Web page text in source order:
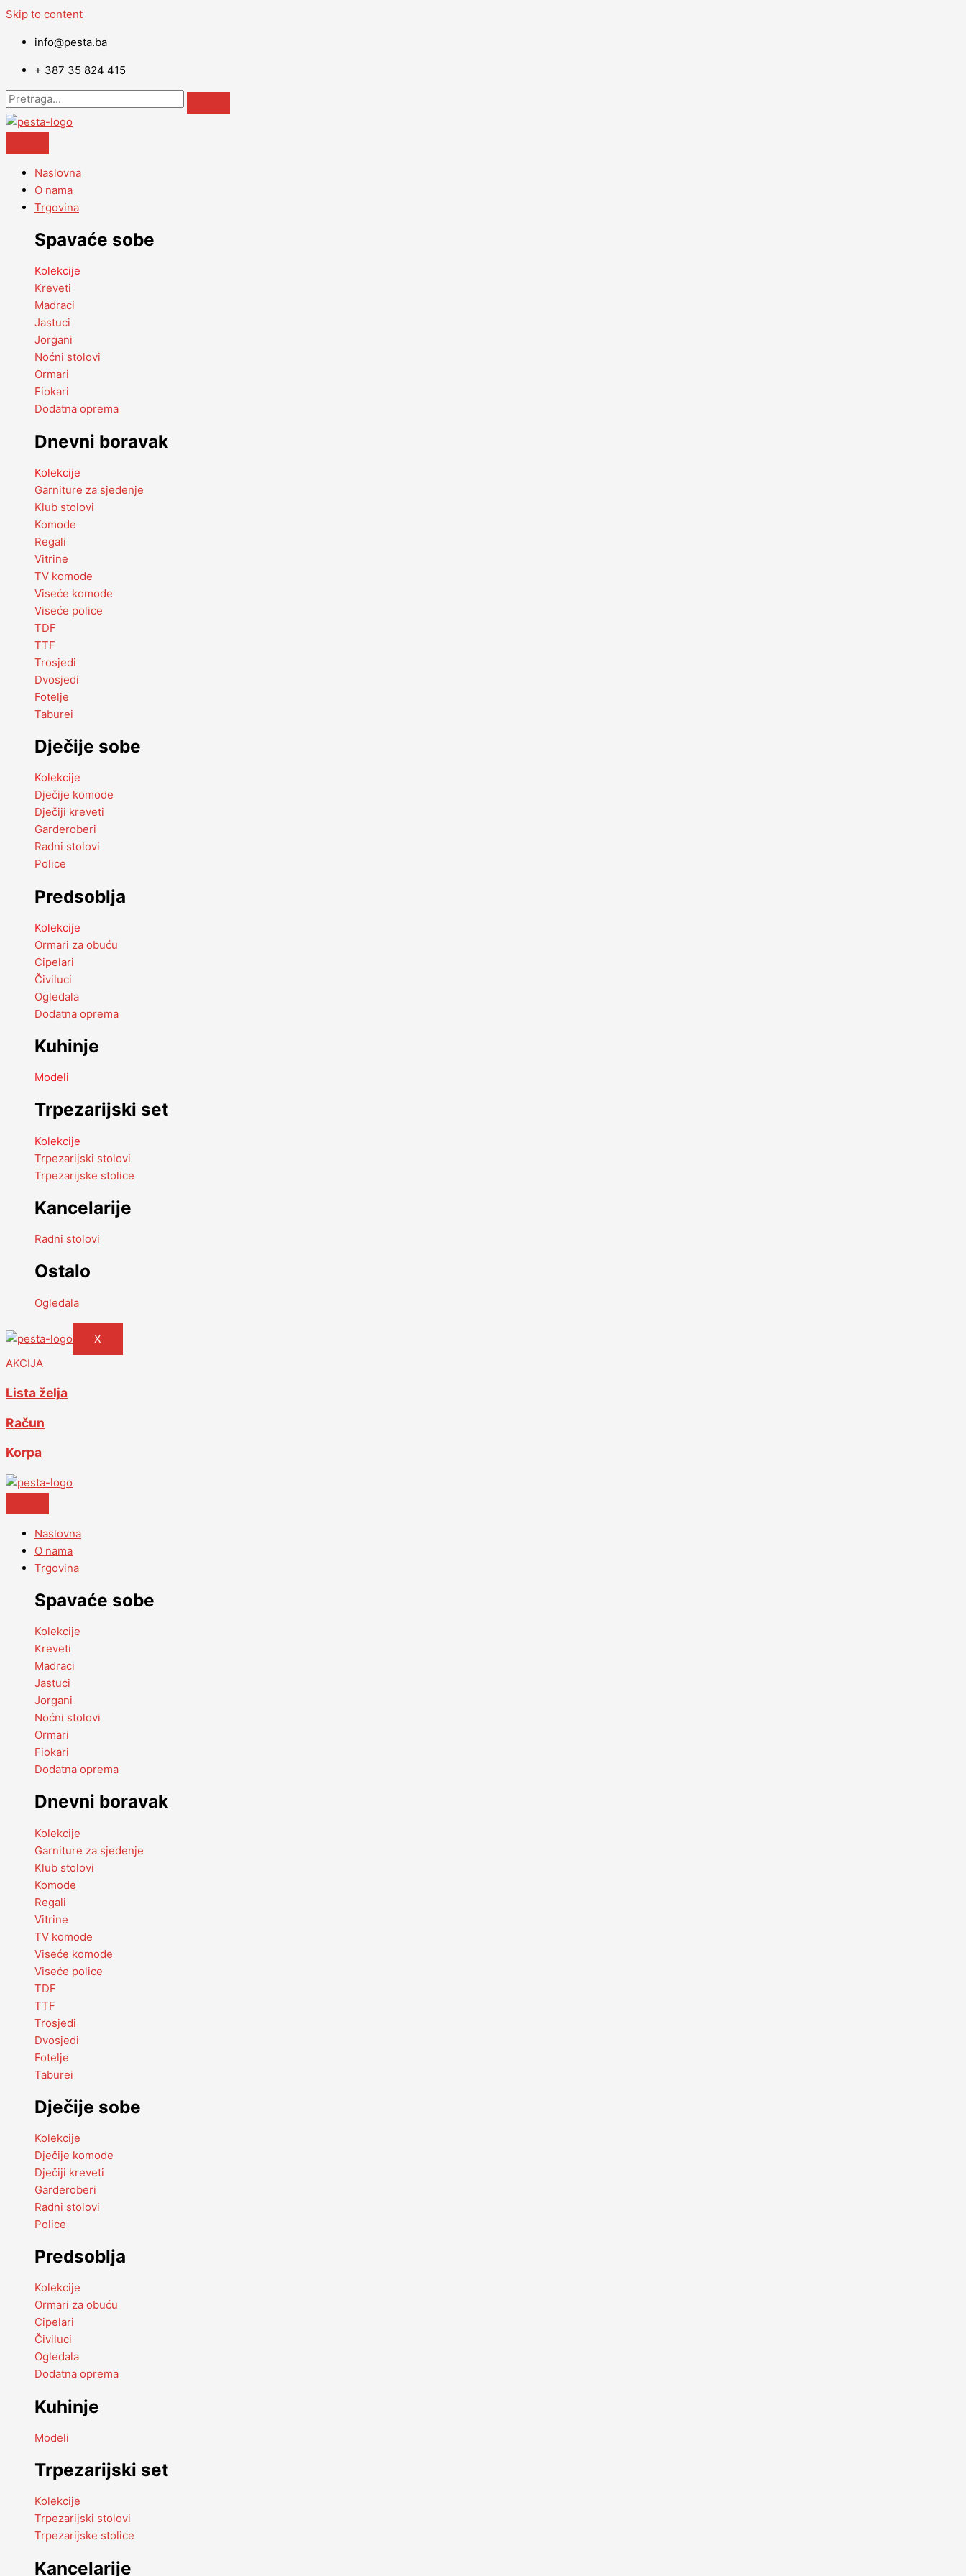
Skip to content
info@pesta.ba
+ 387 35 824 415
Naslovna
O nama
Trgovina
Spavaće sobe
Kolekcije
Kreveti
Madraci
Jastuci
Jorgani
Noćni stolovi
Ormari
Fiokari
Dodatna oprema
Dnevni boravak
Kolekcije
Garniture za sjedenje
Klub stolovi
Komode
Regali
Vitrine
TV komode
Viseće komode
Viseće police
TDF
TTF
Trosjedi
Dvosjedi
Fotelje
Taburei
Dječije sobe
Kolekcije
Dječije komode
Dječiji kreveti
Garderoberi
Radni stolovi
Police
Predsoblja
Kolekcije
Ormari za obuću
Cipelari
Čiviluci
Ogledala
Dodatna oprema
Kuhinje
Modeli
Trpezarijski set
Kolekcije
Trpezarijski stolovi
Trpezarijske stolice
Kancelarije
Radni stolovi
Ostalo
Ogledala
X
AKCIJA
Lista želja
Račun
Korpa
Naslovna
O nama
Trgovina
Spavaće sobe
Kolekcije
Kreveti
Madraci
Jastuci
Jorgani
Noćni stolovi
Ormari
Fiokari
Dodatna oprema
Dnevni boravak
Kolekcije
Garniture za sjedenje
Klub stolovi
Komode
Regali
Vitrine
TV komode
Viseće komode
Viseće police
TDF
TTF
Trosjedi
Dvosjedi
Fotelje
Taburei
Dječije sobe
Kolekcije
Dječije komode
Dječiji kreveti
Garderoberi
Radni stolovi
Police
Predsoblja
Kolekcije
Ormari za obuću
Cipelari
Čiviluci
Ogledala
Dodatna oprema
Kuhinje
Modeli
Trpezarijski set
Kolekcije
Trpezarijski stolovi
Trpezarijske stolice
Kancelarije